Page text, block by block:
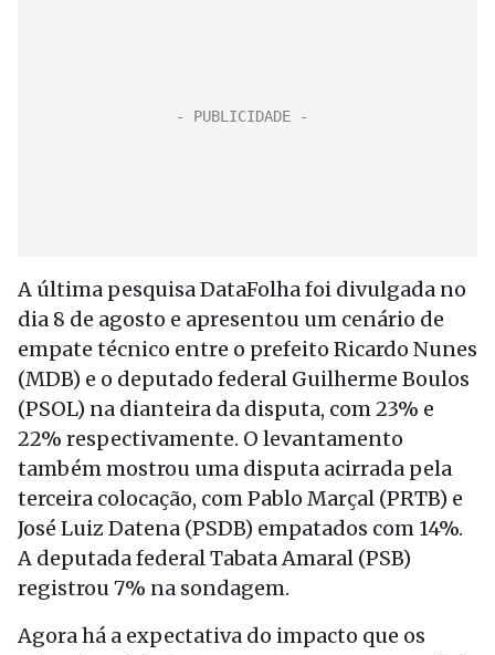
A última pesquisa DataFolha foi divulgada no
dia 8 de agosto e apresentou um cenário de
empate técnico entre o prefeito Ricardo Nunes
(MDB) e o deputado federal Guilherme Boulos
(PSOL) na dianteira da disputa, com 23% e
22% respectivamente. O levantamento
também mostrou uma disputa acirrada pela
terceira colocação, com Pablo Marçal (PRTB) e
José Luiz Datena (PSDB) empatados com 14%.
A deputada federal Tabata Amaral (PSB)
registrou 7% na sondagem.
Agora há a expectativa do impacto que os